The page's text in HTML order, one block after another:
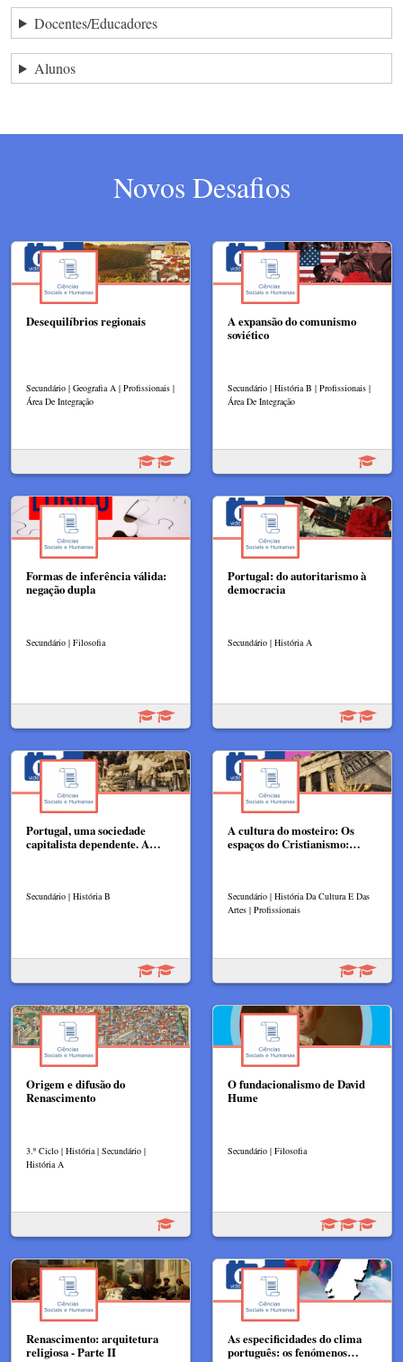
Docentes/Educadores
Alunos
Novos Desafios
Desequilíbrios regionais
Secundário | Geografia A | Profissionais |
Área De Integração
A expansão do comunismo
soviético
Secundário | História B | Profissionais |
Área De Integração
Formas de inferência válida:
negação dupla
Secundário | Filosofia
Portugal: do autoritarismo à
democracia
Secundário | História A
Portugal, uma sociedade
capitalista dependente. A…
Secundário | História B
A cultura do mosteiro: Os
espaços do Cristianismo:…
Secundário | História Da Cultura E Das
Artes | Profissionais
Origem e difusão do
Renascimento
3.º Ciclo | História | Secundário |
História A
O fundacionalismo de David
Hume
Secundário | Filosofia
Renascimento: arquitetura
religiosa - Parte II
As especificidades do clima
português: os fenómenos…